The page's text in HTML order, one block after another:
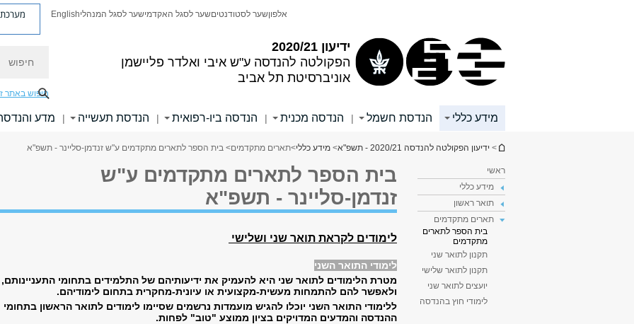
ידיעון 2020/21
הפקולטה להנדסה ע"ש איבי ואלדר פליישמן
אוניברסיטת תל אביב
אלפוןשער לסטודנטיםשער לסגל האקדמישער לסגל המנהליEnglish מערכת
חיפוש באתר
מידע כללי הנדסת חשמל | הנדסה מכנית | הנדסה ביו-רפואית | הנדסת תעשייה | מדע
הינך נמצא כאן
> ידיעון הפקולטה להנדסה 2020/21 - תשפ"א > מידע כללי>תארים מתקדמים> בית הספר לתארים מתקדמים ע"ש זנדמן-סליינר - תשפ"א
ראשי
מידע כללי
תואר ראשון
תארים מתקדמים
בית הספר לתארים
מתקדמים
תקנון לתואר שני
תקנון לתואר שלישי
יועצים לתואר שני
לימודי חוץ בהנדסה
בית הספר לתארים מתקדמים ע"ש
זנדמן-סליינר - תשפ"א
לימודים לקראת תואר שני ושלישי
לימודי התואר השני
מטרת הלימודים לתואר שני היא להעמיק את ידיעותיהם של התלמידים בתחומי התעניינותם,
ולאפשר להם להתמחות מעשית-מקצועית או עיונית-מחקרית בתחום לימודיהם.
ללימודי התואר השני יוכלו להגיש מועמדות נרשמים שסיימו לימודים לתואר הראשון בתחומי
ההנדסה והמדעים המדויקים בציון ממוצע "טוב" לפחות.